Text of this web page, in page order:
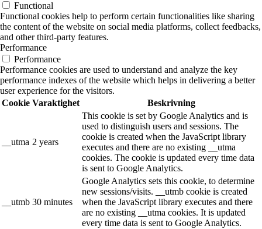
Functional
Functional cookies help to perform certain functionalities like sharing
the content of the website on social media platforms, collect feedbacks,
and other third-party features.
Performance
Performance
Performance cookies are used to understand and analyze the key
performance indexes of the website which helps in delivering a better
user experience for the visitors.
Cookie Varaktighet Beskrivning
__utma 2 years
This cookie is set by Google Analytics and is
used to distinguish users and sessions. The
cookie is created when the JavaScript library
executes and there are no existing __utma
cookies. The cookie is updated every time data
is sent to Google Analytics.
__utmb 30 minutes
Google Analytics sets this cookie, to determine
new sessions/visits. __utmb cookie is created
when the JavaScript library executes and there
are no existing __utma cookies. It is updated
every time data is sent to Google Analytics.